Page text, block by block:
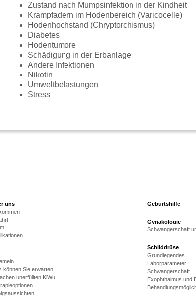
Zustand nach Mumpsinfektion in der Kindheit
Krampfadern im Hodenbereich (Varicocelle)
Hodenhochstand (Chryptorchismus)
Diabetes
Hodentumore
Schädigung in der Erbanlage
Andere Infektionen
Nikotin
Umweltbelastungen
Stress
uns
können Sie erwarten
unerfüllten KiWu
Geburtshilfe
Gynäkologie
Schwangerschaft
Schilddrüse
Grundlegendes
Laborparameter
Schwangerschaft
Exophthalmus und